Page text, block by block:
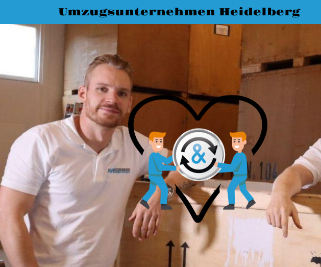
Umzugsunternehmen Heidelberg